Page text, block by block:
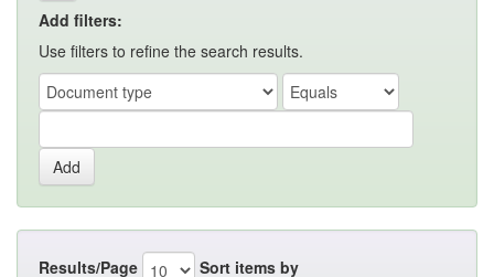
Add filters:
Use filters to refine the search results.
Results/Page Sort items by